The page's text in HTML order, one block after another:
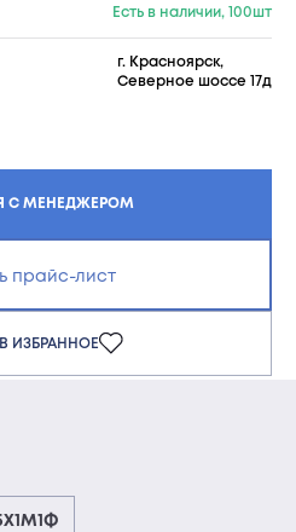
Есть в наличии, 100шт
г. Красноярск,
Северное шоссе 17д
С МЕНЕДЖЕРОМ
прайс-лист
ИЗБРАННОЕ